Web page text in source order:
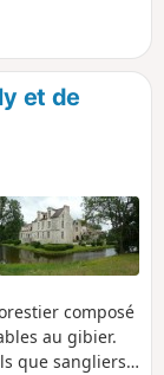
et de
composé
au gibier.
que sangliers,